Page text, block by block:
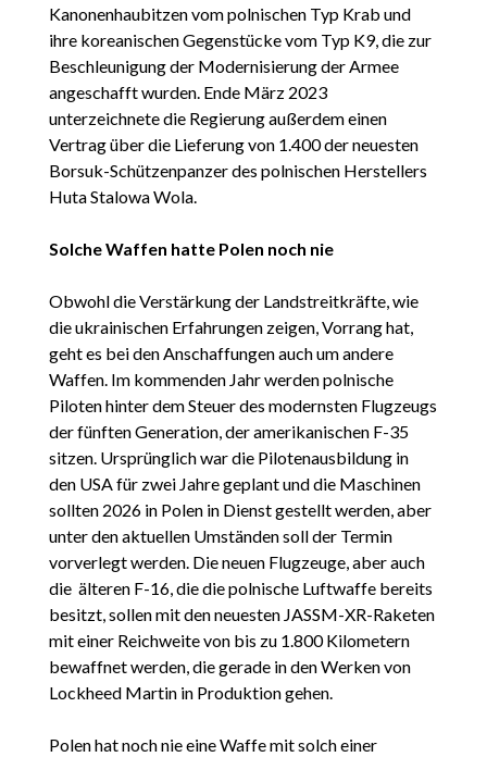
Kanonenhaubitzen vom polnischen Typ Krab und
ihre koreanischen Gegenstücke vom Typ K9, die zur
Beschleunigung der Modernisierung der Armee
angeschafft wurden. Ende März 2023
unterzeichnete die Regierung außerdem einen
Vertrag über die Lieferung von 1.400 der neuesten
Borsuk-Schützenpanzer des polnischen Herstellers
Huta Stalowa Wola.
Solche Waffen hatte Polen noch nie
Obwohl die Verstärkung der Landstreitkräfte, wie
die ukrainischen Erfahrungen zeigen, Vorrang hat,
geht es bei den Anschaffungen auch um andere
Waffen. Im kommenden Jahr werden polnische
Piloten hinter dem Steuer des modernsten Flugzeugs
der fünften Generation, der amerikanischen F-35
sitzen. Ursprünglich war die Pilotenausbildung in
den USA für zwei Jahre geplant und die Maschinen
sollten 2026 in Polen in Dienst gestellt werden, aber
unter den aktuellen Umständen soll der Termin
vorverlegt werden. Die neuen Flugzeuge, aber auch
die älteren F-16, die die polnische Luftwaffe bereits
besitzt, sollen mit den neuesten JASSM-XR-Raketen
mit einer Reichweite von bis zu 1.800 Kilometern
bewaffnet werden, die gerade in den Werken von
Lockheed Martin in Produktion gehen.
Polen hat noch nie eine Waffe mit solch einer